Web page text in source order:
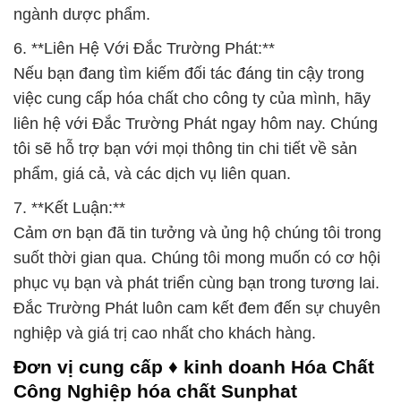
ngành dược phẩm.
6. **Liên Hệ Với Đắc Trường Phát:**
Nếu bạn đang tìm kiếm đối tác đáng tin cậy trong
việc cung cấp hóa chất cho công ty của mình, hãy
liên hệ với Đắc Trường Phát ngay hôm nay. Chúng
tôi sẽ hỗ trợ bạn với mọi thông tin chi tiết về sản
phẩm, giá cả, và các dịch vụ liên quan.
7. **Kết Luận:**
Cảm ơn bạn đã tin tưởng và ủng hộ chúng tôi trong
suốt thời gian qua. Chúng tôi mong muốn có cơ hội
phục vụ bạn và phát triển cùng bạn trong tương lai.
Đắc Trường Phát luôn cam kết đem đến sự chuyên
nghiệp và giá trị cao nhất cho khách hàng.
Đơn vị cung cấp ♦ kinh doanh Hóa Chất
Công Nghiệp hóa chất Sunphat